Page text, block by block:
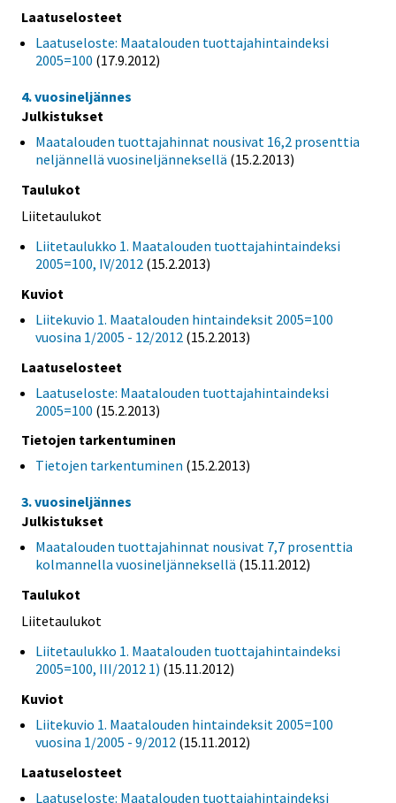
Laatuselosteet
Laatuseloste: Maatalouden tuottajahintaindeksi
2005=100 (17.9.2012)
4. vuosineljännes
Julkistukset
Maatalouden tuottajahinnat nousivat 16,2 prosenttia
neljännellä vuosineljänneksellä (15.2.2013)
Taulukot
Liitetaulukot
Liitetaulukko 1. Maatalouden tuottajahintaindeksi
2005=100, IV/2012 (15.2.2013)
Kuviot
Liitekuvio 1. Maatalouden hintaindeksit 2005=100
vuosina 1/2005 - 12/2012 (15.2.2013)
Laatuselosteet
Laatuseloste: Maatalouden tuottajahintaindeksi
2005=100 (15.2.2013)
Tietojen tarkentuminen
Tietojen tarkentuminen (15.2.2013)
3. vuosineljännes
Julkistukset
Maatalouden tuottajahinnat nousivat 7,7 prosenttia
kolmannella vuosineljänneksellä (15.11.2012)
Taulukot
Liitetaulukot
Liitetaulukko 1. Maatalouden tuottajahintaindeksi
2005=100, III/2012 1) (15.11.2012)
Kuviot
Liitekuvio 1. Maatalouden hintaindeksit 2005=100
vuosina 1/2005 - 9/2012 (15.11.2012)
Laatuselosteet
Laatuseloste: Maatalouden tuottajahintaindeksi